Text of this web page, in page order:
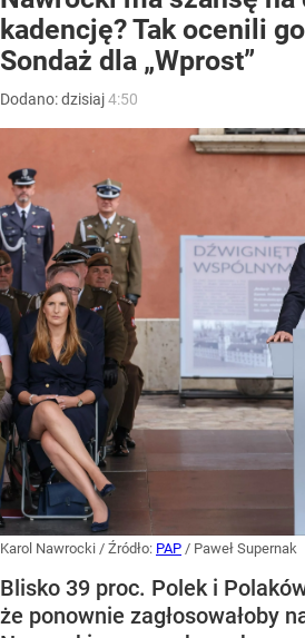
kadencję? Tak ocenili
Sondaż dla „Wprost”
Dodano:dzisiaj4:50
Karol Nawrocki / Źródło: PAP / Paweł Supernak
Blisko 39 proc. Polek i
że ponownie zagłosowałoby